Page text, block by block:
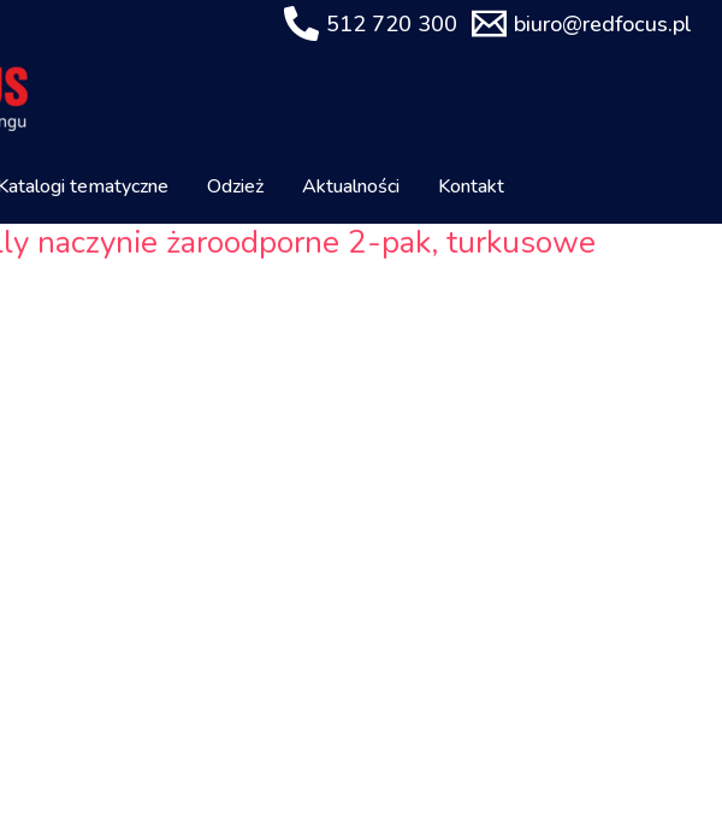
512 720 300 biuro@redfocus.pl
tematyczne Odzież Aktualności Kontakt
naczynie żaroodporne 2-pak, turkusowe